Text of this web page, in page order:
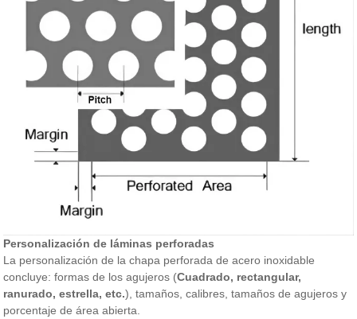
Personalización de láminas perforadas
La personalización de la chapa perforada de acero inoxidable
concluye: formas de los agujeros (Cuadrado, rectangular,
ranurado, estrella, etc.), tamaños, calibres, tamaños de agujeros y
porcentaje de área abierta.